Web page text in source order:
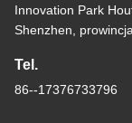
Innovation Park
Shenzhen,
Tel.
86--17376733796